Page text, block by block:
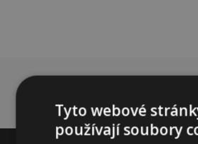
Tyto webové
používají soubory